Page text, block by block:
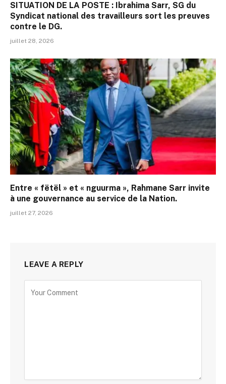
SITUATION DE LA POSTE : Ibrahima Sarr, SG du
Syndicat national des travailleurs sort les preuves
contre le DG.
juillet 28, 2026
Entre « fëtël » et « nguurma », Rahmane Sarr invite
à une gouvernance au service de la Nation.
juillet 27, 2026
LEAVE A REPLY